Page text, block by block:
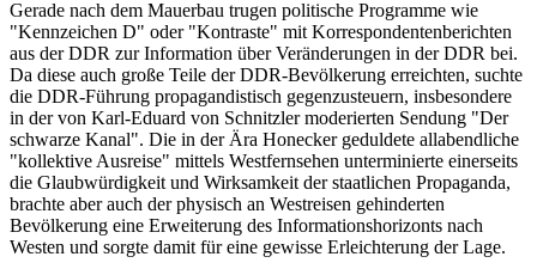
Gerade nach dem Mauerbau trugen politische Programme wie
"Kennzeichen D" oder "Kontraste" mit Korrespondentenberichten
aus der DDR zur Information über Veränderungen in der DDR bei.
Da diese auch große Teile der DDR-Bevölkerung erreichten, suchte
die DDR-Führung propagandistisch gegenzusteuern, insbesondere
in der von Karl-Eduard von Schnitzler moderierten Sendung "Der
schwarze Kanal". Die in der Ära Honecker geduldete allabendliche
"kollektive Ausreise" mittels Westfernsehen unterminierte einerseits
die Glaubwürdigkeit und Wirksamkeit der staatlichen Propaganda,
brachte aber auch der physisch an Westreisen gehinderten
Bevölkerung eine Erweiterung des Informationshorizonts nach
Westen und sorgte damit für eine gewisse Erleichterung der Lage.